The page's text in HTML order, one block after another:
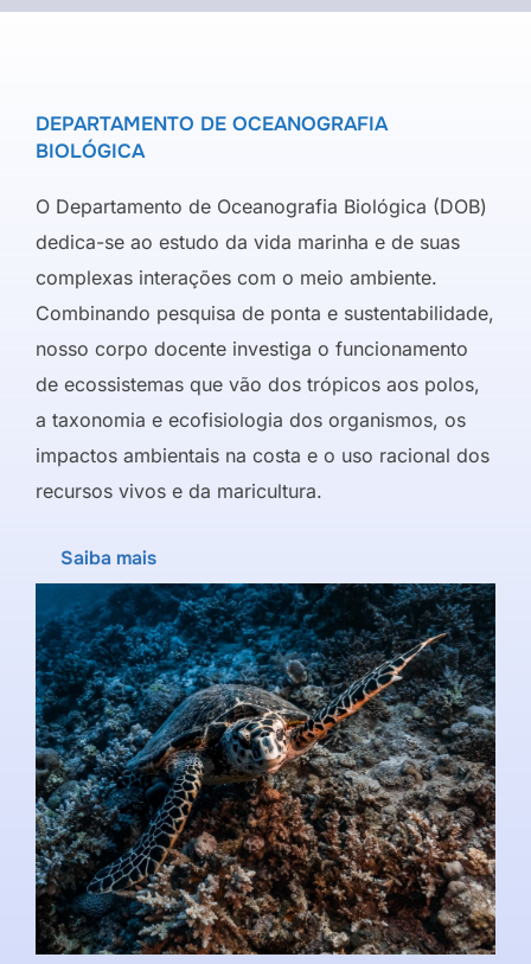
DEPARTAMENTO DE OCEANOGRAFIA
BIOLÓGICA
O Departamento de Oceanografia Biológica (DOB)
dedica-se ao estudo da vida marinha e de suas
complexas interações com o meio ambiente.
Combinando pesquisa de ponta e sustentabilidade,
nosso corpo docente investiga o funcionamento
de ecossistemas que vão dos trópicos aos polos,
a taxonomia e ecofisiologia dos organismos, os
impactos ambientais na costa e o uso racional dos
recursos vivos e da maricultura.
Saiba mais